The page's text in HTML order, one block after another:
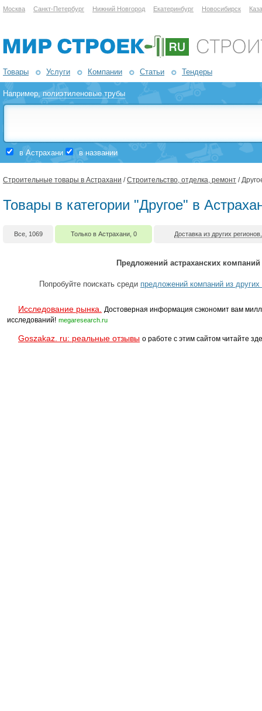
Москва Санкт-Петербург Нижний Новгород Екатеринбург Новосибирск
Товары Услуги Компании Статьи Тендеры
Например,полиэтиленовые трубы
в Астрахани в названии
Строительные товары в Астрахани /Строительство, отделка, ремонт /
Товары в категории "Другое" в
Все, 1069 Только в Астрахани, 0 Доставка из других
Предложений астраханских
Попробуйте поискать среди предложений компаний из
Исследование рынка.
Достоверная информация сэкономит вам
исследований! megaresearch.ru
Goszakaz. ru: реальные отзывы о работе с этим сайтом читайте